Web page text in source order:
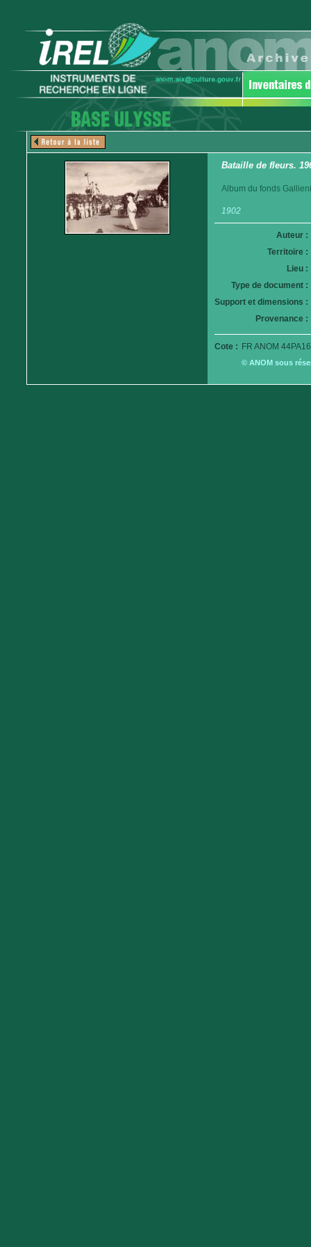
Bataille de fleurs.
Album du fonds
1902
Auteur :
Territoire :
Lieu :
Type de document :
Support et dimensions :
Provenance :
Cote : FR ANOM
© ANOM sous